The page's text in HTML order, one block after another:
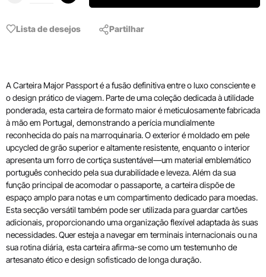
Lista de desejos Partilhar
A Carteira Major Passport é a fusão definitiva entre o luxo consciente e
o design prático de viagem. Parte de uma coleção dedicada à utilidade
ponderada, esta carteira de formato maior é meticulosamente fabricada
à mão em Portugal, demonstrando a perícia mundialmente
reconhecida do país na marroquinaria. O exterior é moldado em pele
upcycled de grão superior e altamente resistente, enquanto o interior
apresenta um forro de cortiça sustentável—um material emblemático
português conhecido pela sua durabilidade e leveza. Além da sua
função principal de acomodar o passaporte, a carteira dispõe de
espaço amplo para notas e um compartimento dedicado para moedas.
Esta secção versátil também pode ser utilizada para guardar cartões
adicionais, proporcionando uma organização flexível adaptada às suas
necessidades. Quer esteja a navegar em terminais internacionais ou na
sua rotina diária, esta carteira afirma-se como um testemunho de
artesanato ético e design sofisticado de longa duração.